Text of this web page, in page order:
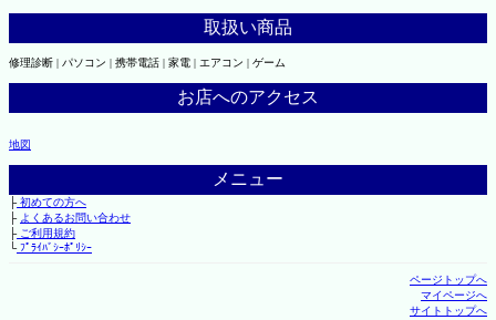
取扱い商品
修理診断 | パソコン | 携帯電話 | 家電 | エアコン | ゲーム
お店へのアクセス
地図
メニュー
├初めての方へ
├ よくあるお問い合わせ
├ご利用規約
└ﾌﾟﾗｲﾊﾞｼｰﾎﾟﾘｼｰ
ページトップへ
マイページへ
サイトトップへ